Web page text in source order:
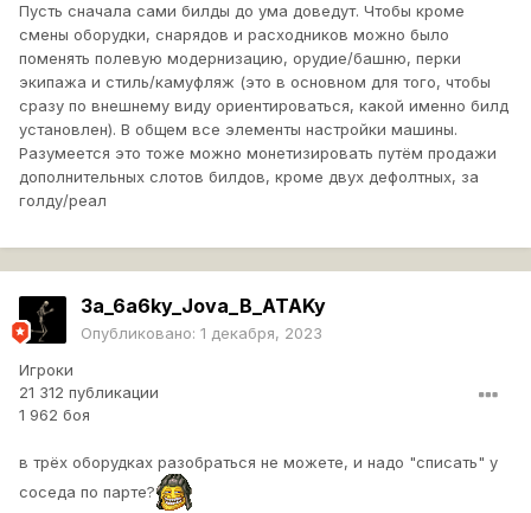
Пусть сначала сами билды до ума доведут. Чтобы кроме
смены оборудки, снарядов и расходников можно было
поменять полевую модернизацию, орудие/башню, перки
экипажа и стиль/камуфляж (это в основном для того, чтобы
сразу по внешнему виду ориентироваться, какой именно билд
установлен). В общем все элементы настройки машины.
Разумеется это тоже можно монетизировать путём продажи
дополнительных слотов билдов, кроме двух дефолтных, за
голду/реал
3a_6a6ky_Jova_B_ATAKy
Опубликовано: 1 декабря, 2023
Игроки
21 312 публикации
1 962 боя
в трёх оборудках разобраться не можете, и надо "списать" у
соседа по парте?